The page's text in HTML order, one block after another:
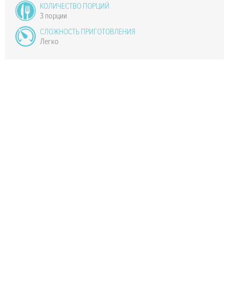
КОЛИЧЕСТВО ПОРЦИЙ
3 порции
СЛОЖНОСТЬ ПРИГОТОВЛЕНИЯ
Легко